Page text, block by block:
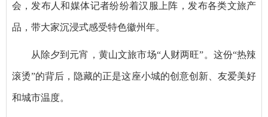
会，发布人和媒体记者纷纷着汉服上阵，发布各类文旅产
品，带大家沉浸式感受特色徽州年。
从除夕到元宵，黄山文旅市场“人财两旺”。这份“热辣
滚烫”的背后，隐藏的正是这座小城的创意创新、友爱美好
和城市温度。